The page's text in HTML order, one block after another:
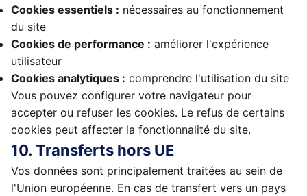
Cookies essentiels : nécessaires au fonctionnement
du site
Cookies de performance : améliorer l'expérience
utilisateur
Cookies analytiques : comprendre l'utilisation du site
Vous pouvez configurer votre navigateur pour
accepter ou refuser les cookies. Le refus de certains
cookies peut affecter la fonctionnalité du site.
10. Transferts hors UE
Vos données sont principalement traitées au sein de
l'Union européenne. En cas de transfert vers un pays